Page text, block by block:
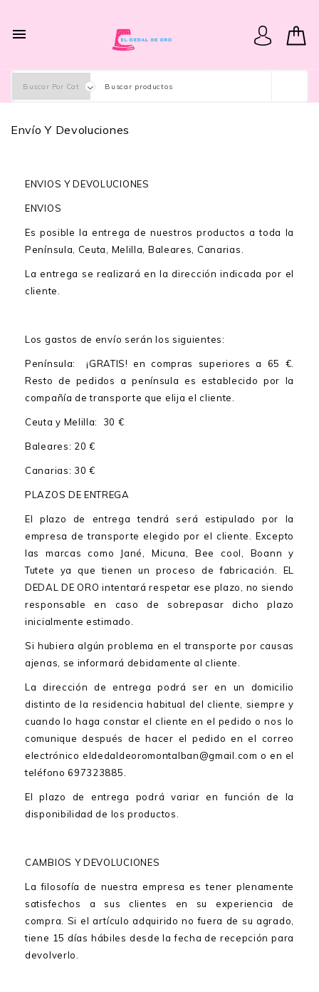

Envío Y Devoluciones
ENVIOS Y DEVOLUCIONES
ENVIOS
Es posible la entrega de nuestros productos a toda la
Península, Ceuta, Melilla, Baleares, Canarias.
La entrega se realizará en la dirección indicada por el
cliente.
Los gastos de envío serán los siguientes:
Península: ¡GRATIS! en compras superiores a 65 €.
Resto de pedidos a península es establecido por la
compañía de transporte que elija el cliente.
Ceuta y Melilla: 30 €
Baleares: 20 €
Canarias: 30 €
PLAZOS DE ENTREGA
El plazo de entrega tendrá será estipulado por la
empresa de transporte elegido por el cliente. Excepto
las marcas como Jané, Micuna, Bee cool, Boann y
Tutete ya que tienen un proceso de fabricación. EL
DEDAL DE ORO intentará respetar ese plazo, no siendo
responsable en caso de sobrepasar dicho plazo
inicialmente estimado.
Si hubiera algún problema en el transporte por causas
ajenas, se informará debidamente al cliente.
La dirección de entrega podrá ser en un domicilio
distinto de la residencia habitual del cliente, siempre y
cuando lo haga constar el cliente en el pedido o nos lo
comunique después de hacer el pedido en el correo
electrónico eldedaldeoromontalban@gmail.com o en el
teléfono 697323885.
El plazo de entrega podrá variar en función de la
disponibilidad de los productos.
CAMBIOS Y DEVOLUCIONES
La filosofía de nuestra empresa es tener plenamente
satisfechos a sus clientes en su experiencia de
compra. Si el artículo adquirido no fuera de su agrado,
tiene 15 días hábiles desde la fecha de recepción para
devolverlo.